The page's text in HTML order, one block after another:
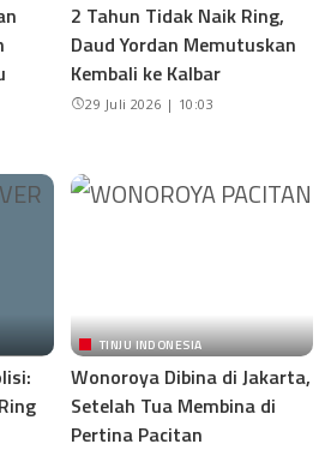
2 Tahun Tidak Naik Ring,
Daud Yordan Memutuskan
Kembali ke Kalbar
29 Juli 2026 | 10:03
TINJU INDONESIA
Wonoroya Dibina di Jakarta,
Setelah Tua Membina di
Pertina Pacitan